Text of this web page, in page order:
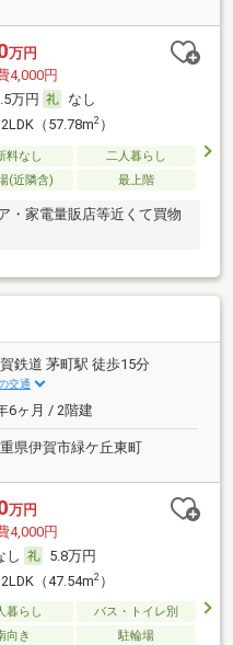
万円
4,000円
万円
なし
（57.78m2）
料なし
二人暮らし
(近隣含) 最上階
・家電量販店等近くて買物
鉄道 茅町駅 徒歩15分
交通
6ヶ月 / 2階建
県伊賀市緑ケ丘東町
万円
4,000円
し
5.8万円
（47.54m2）
暮らし
バス・トイレ別
向き 駐輪場